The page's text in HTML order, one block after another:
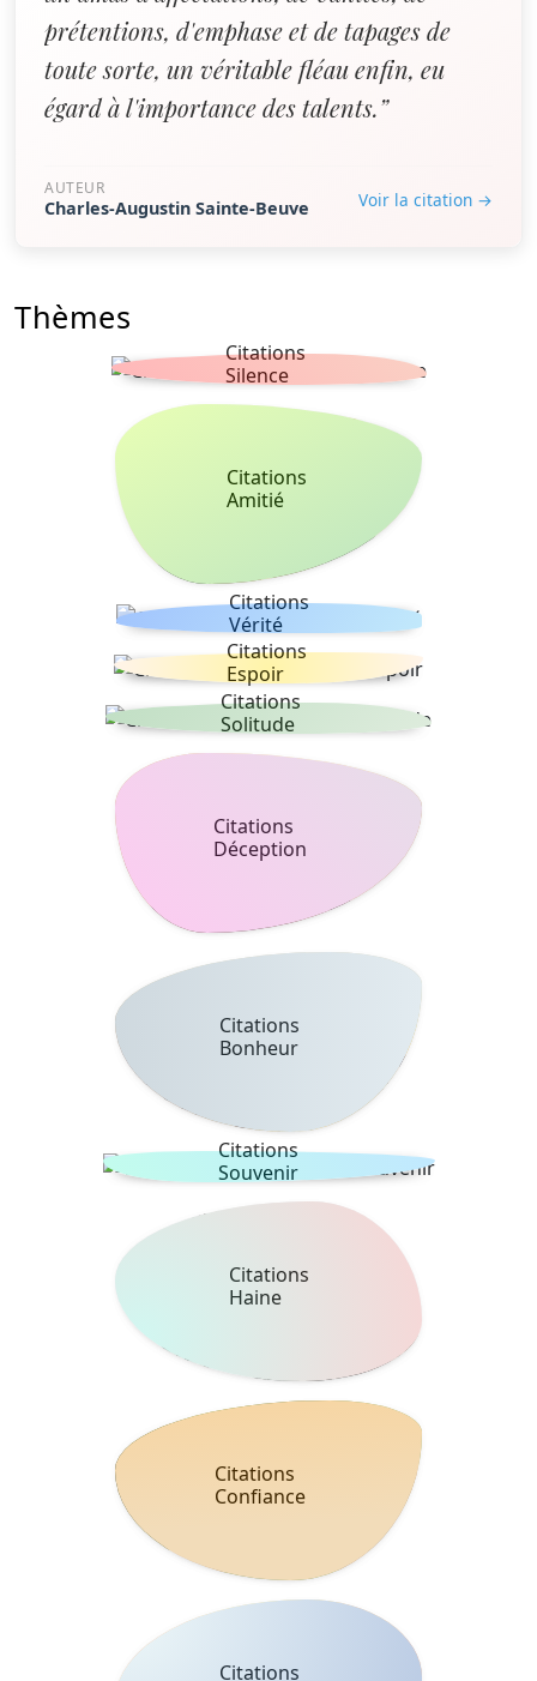
prétentions, d'emphase et de tapages de
toute sorte, un véritable fléau enfin, eu
égard à l'importance des talents.”
AUTEUR
Charles-Augustin Sainte-Beuve Voir la citation →
Thèmes
Citations
Silence
Citations
Amitié
Citations
Vérité
Citations
Espoir
Citations
Solitude
Citations
Déception
Citations
Bonheur
Citations
Souvenir
Citations
Haine
Citations
Confiance
Citations